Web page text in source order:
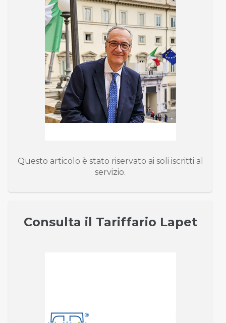
Questo articolo è stato riservato ai soli iscritti al
servizio.
Consulta il Tariffario Lapet